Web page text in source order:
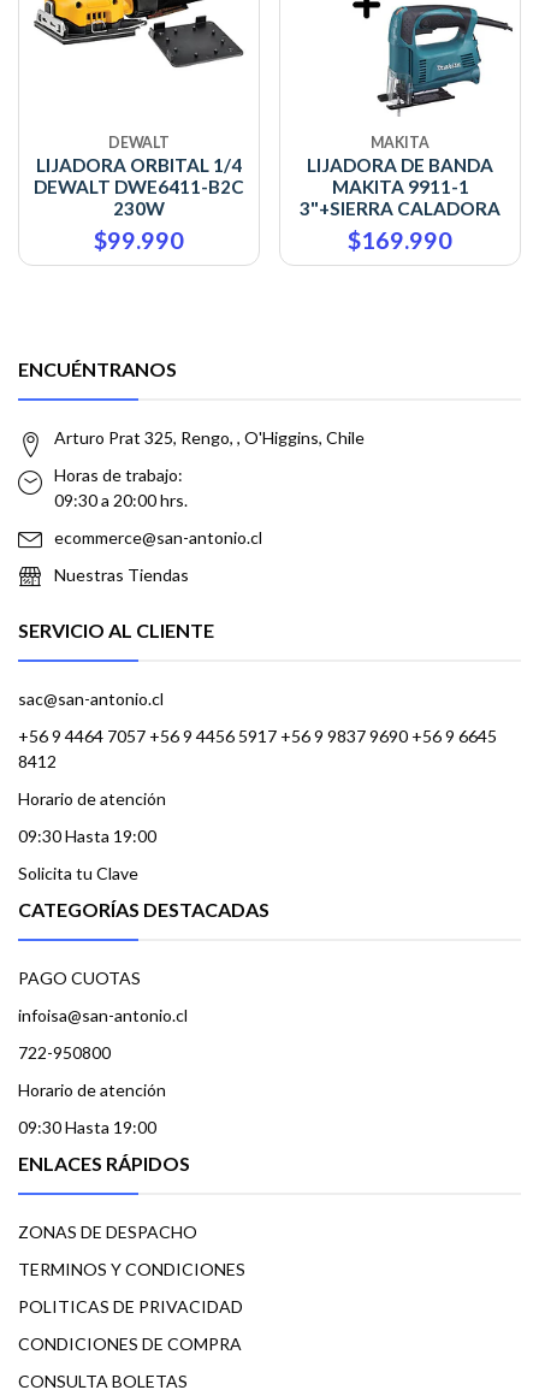
DEWALT
LIJADORA ORBITAL 1/4
DEWALT DWE6411-B2C
230W
$99.990
MAKITA
LIJADORA DE BANDA
MAKITA 9911-1
3"+SIERRA CALADORA
$169.990
ENCUÉNTRANOS
Arturo Prat 325, Rengo, , O'Higgins, Chile
Horas de trabajo:
09:30 a 20:00 hrs.
ecommerce@san-antonio.cl
Nuestras Tiendas
SERVICIO AL CLIENTE
sac@san-antonio.cl
+56 9 4464 7057 +56 9 4456 5917 +56 9 9837 9690 +56 9 6645
8412
Horario de atención
09:30 Hasta 19:00
Solicita tu Clave
CATEGORÍAS DESTACADAS
PAGO CUOTAS
infoisa@san-antonio.cl
722-950800
Horario de atención
09:30 Hasta 19:00
ENLACES RÁPIDOS
ZONAS DE DESPACHO
TERMINOS Y CONDICIONES
POLITICAS DE PRIVACIDAD
CONDICIONES DE COMPRA
CONSULTA BOLETAS